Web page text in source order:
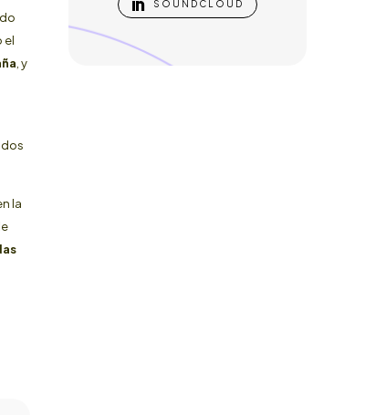
el
, y
la
 SOUNDCLOUD